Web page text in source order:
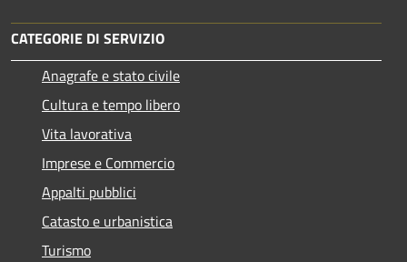
CATEGORIE DI SERVIZIO
Anagrafe e stato civile
Cultura e tempo libero
Vita lavorativa
Imprese e Commercio
Appalti pubblici
Catasto e urbanistica
Turismo